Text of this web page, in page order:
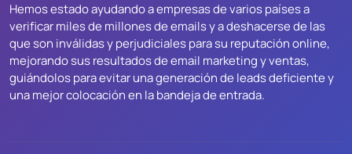
Hemos estado ayudando a empresas de varios países a
verificar miles de millones de emails y a deshacerse de las
que son inválidas y perjudiciales para su reputación online,
mejorando sus resultados de email marketing y ventas,
guiándolos para evitar una generación de leads deficiente y
una mejor colocación en la bandeja de entrada.